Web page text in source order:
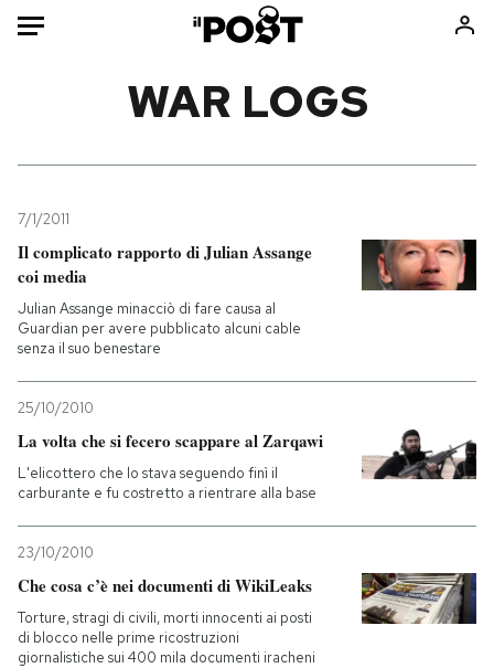
Politica
Tecnologia
Internet
Scienza
Economia
Sport
Consumismi
Mondiali calcio 2026
NEWSLETTER
WAR LOGS
7/1/2011
Il complicato rapporto di Julian Assange
coi media
Julian Assange minacciò di fare causa al
Guardian per avere pubblicato alcuni cable
senza il suo benestare
25/10/2010
La volta che si fecero scappare al Zarqawi
L'elicottero che lo stava seguendo finì il
carburante e fu costretto a rientrare alla base
23/10/2010
Che cosa c’è nei documenti di WikiLeaks
Torture, stragi di civili, morti innocenti ai posti
di blocco nelle prime ricostruzioni
giornalistiche sui 400 mila documenti iracheni